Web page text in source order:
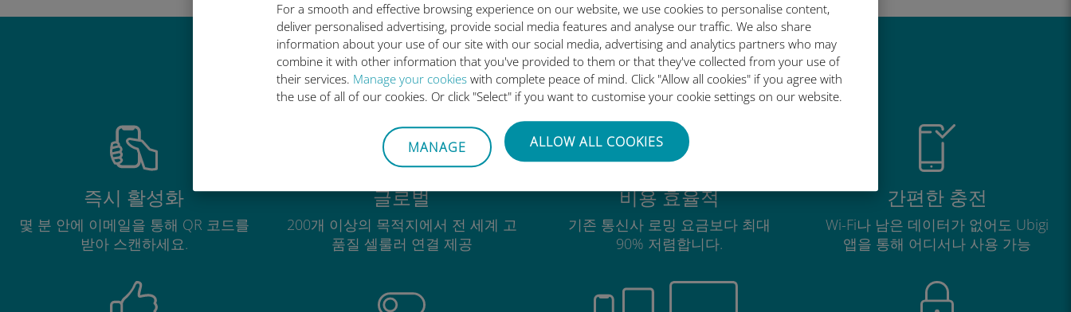
For a smooth and effective browsing experience on our website, we use cookies to personalise content,
deliver personalised advertising, provide social media features and analyse our traffic. We also share
information about your use of our site with our social media, advertising and analytics partners who may
combine it with other information that you've provided to them or that they've collected from your use of
their services. Manage your cookies with complete peace of mind. Click "Allow all cookies" if you agree with
the use of all of our cookies. Or click "Select" if you want to customise your cookie settings on our website.
MANAGE ALLOW ALL COOKIES
유비기 국제 eSIM이 우수한 이유
즉시 활성화
몇 분 안에 이메일을 통해 QR 코드를
받아 스캔하세요.
글로벌
200개 이상의 목적지에서 전 세계 고
품질 셀룰러 연결 제공
비용 효율적
기존 통신사 로밍 요금보다 최대
90% 저렴합니다.
간편한 충전
Wi-Fi나 남은 데이터가 없어도 Ubigi
앱을 통해 어디서나 사용 가능